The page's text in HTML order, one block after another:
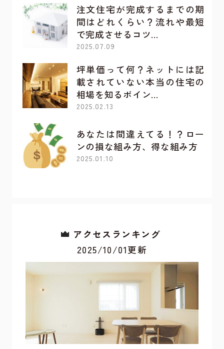
注文住宅が完成するまでの期
間はどれくらい？流れや最短
で完成させるコツ…
2025.07.09
坪単価って何？ネットには記
載されていない本当の住宅の
相場を知るポイン…
2025.02.13
あなたは間違えてる！？ロー
ンの損な組み方、得な組み方
2025.01.10
アクセスランキング
2025/10/01更新